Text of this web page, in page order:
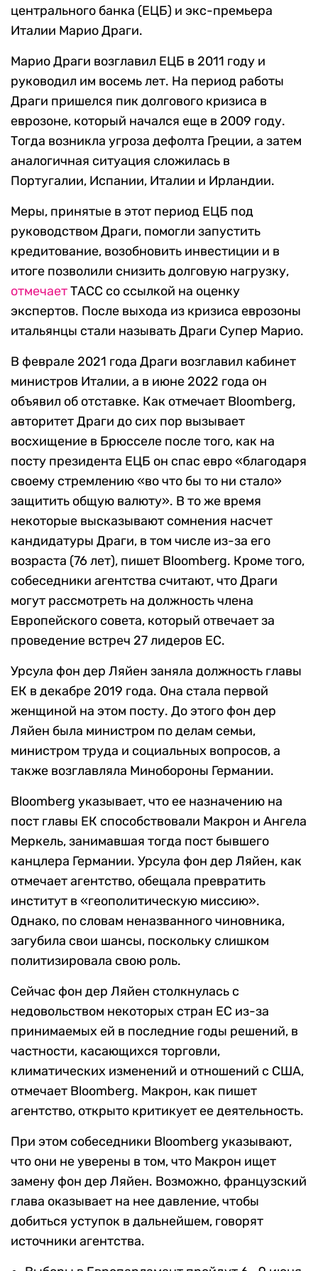
центрального банка (ЕЦБ) и экс-премьера
Италии Марио Драги.
Марио Драги возглавил ЕЦБ в 2011 году и
руководил им восемь лет. На период работы
Драги пришелся пик долгового кризиса в
еврозоне, который начался еще в 2009 году.
Тогда возникла угроза дефолта Греции, а затем
аналогичная ситуация сложилась в
Португалии, Испании, Италии и Ирландии.
Меры, принятые в этот период ЕЦБ под
руководством Драги, помогли запустить
кредитование, возобновить инвестиции и в
итоге позволили снизить долговую нагрузку,
отмечаетТАСС со ссылкой на оценку
экспертов. После выхода из кризиса еврозоны
итальянцы стали называть Драги Супер Марио.
В феврале 2021 года Драги возглавил кабинет
министров Италии, а в июне 2022 года он
объявил об отставке. Как отмечает Bloomberg,
авторитет Драги до сих пор вызывает
восхищение в Брюсселе после того, как на
посту президента ЕЦБ он спас евро «благодаря
своему стремлению «во что бы то ни стало»
защитить общую валюту». В то же время
некоторые высказывают сомнения насчет
кандидатуры Драги, в том числе из-за его
возраста (76 лет), пишет Bloomberg. Кроме того,
собеседники агентства считают, что Драги
могут рассмотреть на должность члена
Европейского совета, который отвечает за
проведение встреч 27 лидеров ЕС.
Урсула фон дер Ляйен заняла должность главы
ЕК в декабре 2019 года. Она стала первой
женщиной на этом посту. До этого фон дер
Ляйен была министром по делам семьи,
министром труда и социальных вопросов, а
также возглавляла Минобороны Германии.
Bloomberg указывает, что ее назначению на
пост главы ЕК способствовали Макрон и Ангела
Меркель, занимавшая тогда пост бывшего
канцлера Германии. Урсула фон дер Ляйен, как
отмечает агентство, обещала превратить
институт в «геополитическую миссию».
Однако, по словам неназванного чиновника,
загубила свои шансы, поскольку слишком
политизировала свою роль.
Сейчас фон дер Ляйен столкнулась с
недовольством некоторых стран ЕС из-за
принимаемых ей в последние годы решений, в
частности, касающихся торговли,
климатических изменений и отношений с США,
отмечает Bloomberg. Макрон, как пишет
агентство, открыто критикует ее деятельность.
При этом собеседники Bloomberg указывают,
что они не уверены в том, что Макрон ищет
замену фон дер Ляйен. Возможно, французский
глава оказывает на нее давление, чтобы
добиться уступок в дальнейшем, говорят
источники агентства.